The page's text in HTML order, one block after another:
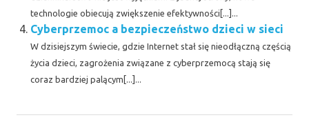
technologie obiecują zwiększenie efektywności[...]...
Cyberprzemoc a bezpieczeństwo dzieci w sieci
W dzisiejszym świecie, gdzie Internet stał się nieodłączną częścią
życia dzieci, zagrożenia związane z cyberprzemocą stają się
coraz bardziej palącym[...]...